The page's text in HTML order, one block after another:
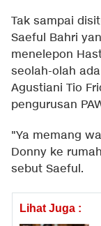
Tak sampai
Saeful Bahri
menelepon
seolah-olah
Agustiani Tio
pengurusan
"Ya memang
Donny ke
sebut Saeful.
Lihat Juga :